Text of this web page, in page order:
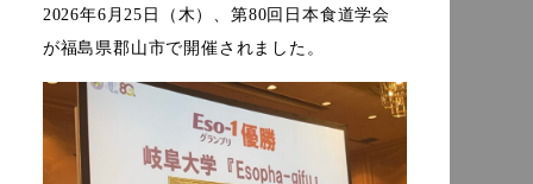
2026年6月25日（木）、第80回日本食道学会
が福島県郡山市で開催されました。